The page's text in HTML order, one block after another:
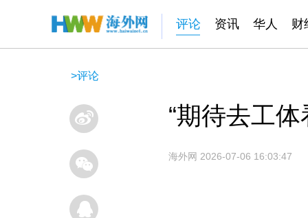
评论 资讯 华人 财
>评论
“期待去工体
海外网 2026-07-06 16:03:47